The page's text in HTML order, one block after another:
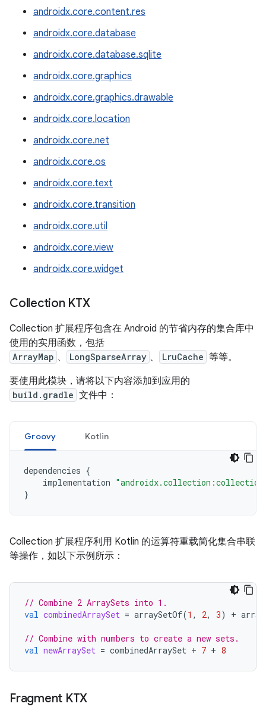
androidx.core.content.res
androidx.core.database
androidx.core.database.sqlite
androidx.core.graphics
androidx.core.graphics.drawable
androidx.core.location
androidx.core.net
androidx.core.os
androidx.core.text
androidx.core.transition
androidx.core.util
androidx.core.view
androidx.core.widget
Collection KTX
Collection 扩展程序包含在 Android 的节省内存的集合库中
使用的实用函数，包括
ArrayMap 、 LongSparseArray 、 LruCache 等等。
要使用此模块，请将以下内容添加到应用的
build.gradle 文件中：
Groovy Kotlin
dependencies {
implementation
}
Collection 扩展程序利用 Kotlin 的运算符重载简化集合串联
等操作，如以下示例所示：
// Combine 2 ArraySets into 1.
val combinedArraySet = arraySetOf(1 , 2, 3) +
// Combine with numbers to create a new sets.
val newArraySet = combinedArraySet + 7 + 8
Fragment KTX